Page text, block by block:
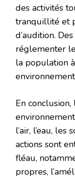
des activités
tranquillité et
d’audition.
réglementer
la population
En
l’air, l’eau,
actions sont
fléau,
propres,